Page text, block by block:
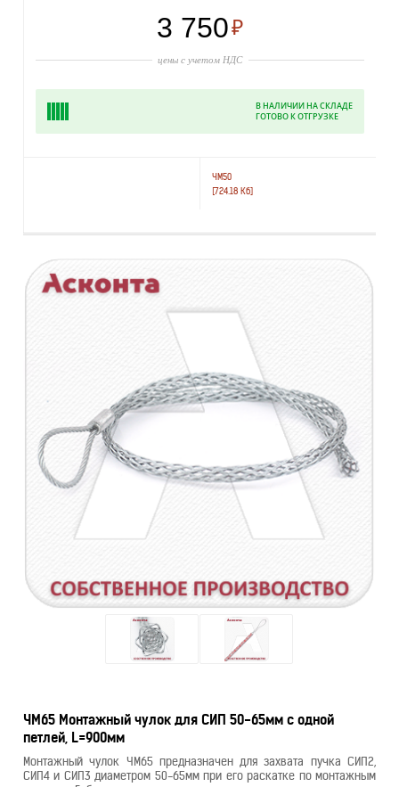
3 750₽
цены с учетом НДС
В НАЛИЧИИ НА СКЛАДЕ
ГОТОВО К ОТГРУЗКЕ
ЧМ50
[724.18 Кб]
ЧМ65 Монтажный чулок для СИП 50-65мм с одной
петлей, L=900мм
Монтажный чулок ЧМ65 предназначен для захвата пучка СИП2,
СИП4 и СИП3 диаметром 50-65мм при его раскатке по монтажным